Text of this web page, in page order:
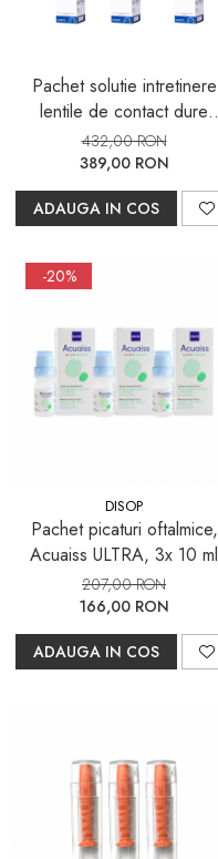
Pachet solutie intretinere
lentile de contact dure
Aquamax TOTAL (peroxid)
3x360 ml + 3x36 tablete +
GP Multi, 3x 250 ml
432,00 RON
389,00 RON
ADAUGA IN COS
-20%
DISOP
Pachet picaturi oftalmice,
Acuaiss ULTRA, 3x 10 ml
207,00 RON
166,00 RON
ADAUGA IN COS